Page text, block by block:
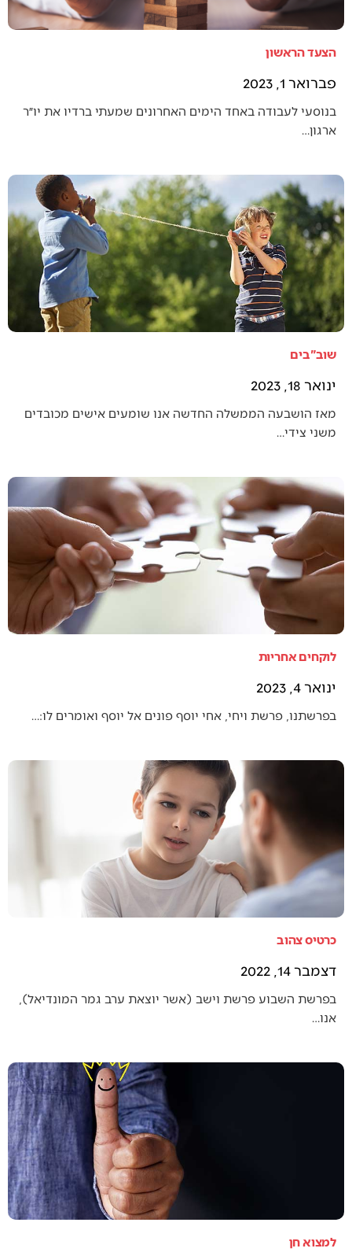
הצעד הראשון
פברואר 1, 2023
בנוסעי לעבודה באחד הימים האחרונים שמעתי ברדיו את יו״ר
ארגון…
שוב"בים
ינואר 18, 2023
מאז הושבעה הממשלה החדשה אנו שומעים אישים מכובדים
משני צידי…
לוקחים אחריות
ינואר 4, 2023
בפרשתנו, פרשת ויחי, אחי יוסף פונים אל יוסף ואומרים לו:…
כרטיס צהוב
דצמבר 14, 2022
בפרשת השבוע פרשת וישב (אשר יוצאת ערב גמר המונדיאל),
אנו…
למצוא חן